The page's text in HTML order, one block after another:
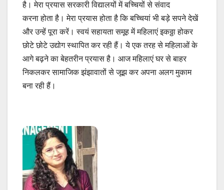
है। मेरा प्रयास सरकारी विद्यालयों में बच्चियों से संवाद
करना होता है। मेरा प्रयास होता है कि बच्चियां भी बड़े सपने देखें
और उन्हें पूरा करें। स्वयं सहायता समूह में महिलाएं इकठ्ठा होकर
छोटे छोटे उद्योग स्थापित कर रही हैं। ये एक तरह से महिलाओं के
आगे बढ़ने का बेहतरीन प्रयास है। आज महिलाएं घर से बाहर
निकलकर सामाजिक झंझावातों से जूझ कर अपना अलग मुकाम
बना रही हैं।